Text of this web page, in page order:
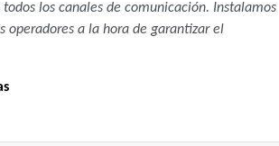
los canales de comunicación. Instalamos
operadores a la hora de garantizar el